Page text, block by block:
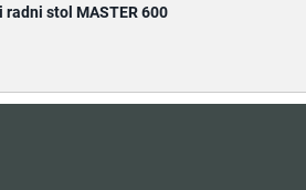
radni stol MASTER 600